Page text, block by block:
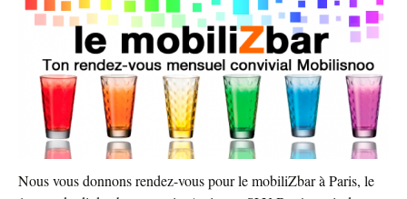
Nous vous donnons rendez-vous pour le mobiliZbar à Paris, le